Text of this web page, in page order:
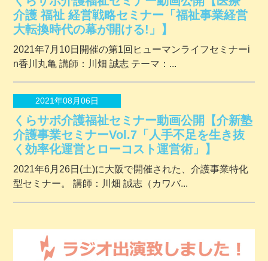
介護 福祉 経営戦略セミナー「福祉事業経営
大転換時代の幕が開ける!」】
2021年7月10日開催の第1回ヒューマンライフセミナーi
n香川丸亀 講師：川畑 誠志 テーマ：...
2021年08月06日
くらサポ介護福祉セミナー動画公開【介新塾
介護事業セミナーVol.7「人手不足を生き抜
く効率化運営とローコスト運営術」】
2021年6月26日(土)に大阪で開催された、介護事業特化
型セミナー。 講師：川畑 誠志（カワバ...